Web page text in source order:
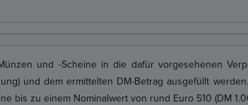
und -Scheine in die dafür vorgesehenen
und dem ermittelten DM-Betrag ausgefüllt
bis zu einem Nominalwert von rund Euro 510 (DM